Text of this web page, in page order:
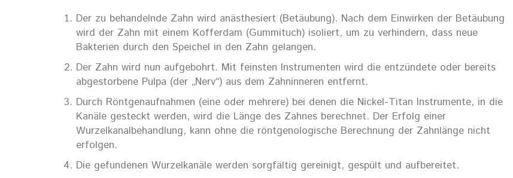
Der zu behandelnde Zahn wird anästhesiert (Betäubung). Nach dem Einwirken der Betäubung
wird der Zahn mit einem Kofferdam (Gummituch) isoliert, um zu verhindern, dass neue
Bakterien durch den Speichel in den Zahn gelangen.
Der Zahn wird nun aufgebohrt. Mit feinsten Instrumenten wird die entzündete oder bereits
abgestorbene Pulpa (der „Nerv“) aus dem Zahninneren entfernt.
Durch Röntgenaufnahmen (eine oder mehrere) bei denen die Nickel-Titan Instrumente, in die
Kanäle gesteckt werden, wird die Länge des Zahnes berechnet. Der Erfolg einer
Wurzelkanalbehandlung, kann ohne die röntgenologische Berechnung der Zahnlänge nicht
erfolgen.
Die gefundenen Wurzelkanäle werden sorgfältig gereinigt, gespült und aufbereitet.